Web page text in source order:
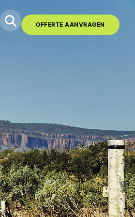
OFFERTE AANVRAGEN